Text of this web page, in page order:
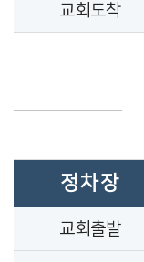
교회도착
정차장
교회출발